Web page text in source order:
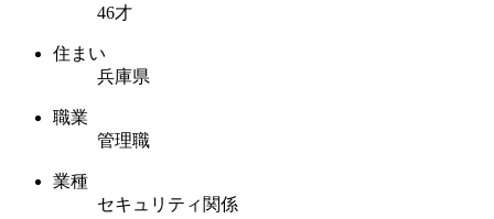
46才
住まい
兵庫県
職業
管理職
業種
セキュリティ関係